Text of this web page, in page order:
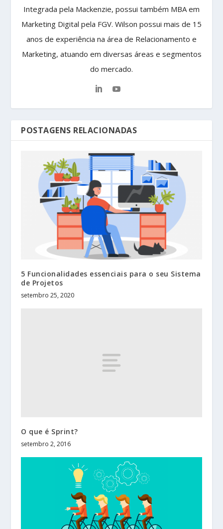
Integrada pela Mackenzie, possui também MBA em
Marketing Digital pela FGV. Wilson possui mais de 15
anos de experiência na área de Relacionamento e
Marketing, atuando em diversas áreas e segmentos
do mercado.
POSTAGENS RELACIONADAS
5 Funcionalidades essenciais para o seu Sistema
de Projetos
setembro 25, 2020
O que é Sprint?
setembro 2, 2016